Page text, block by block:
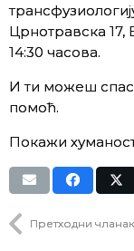
Црнотравска
14:30 часова.
И ти можеш
помоћ.
Покажи
Претходни чланак